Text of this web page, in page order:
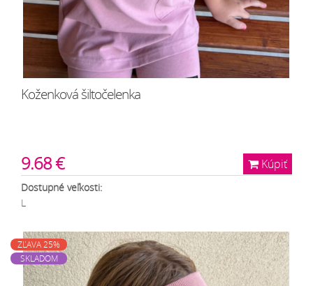
Koženková šiltočelenka
Kúpiť
9.68 €
Dostupné veľkosti:
L
ZĽAVA 25%
SKLADOM